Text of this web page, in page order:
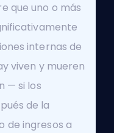
que uno o más
internas de
viven y mueren
— si los
de la
de ingresos a